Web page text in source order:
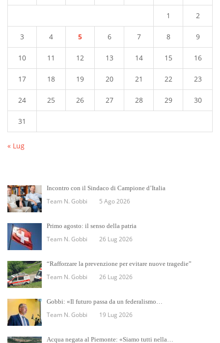
1 2
3 4 5 6 7 8 9
10 11 12 13 14 15 16
17 18 19 20 21 22 23
24 25 26 27 28 29 30
31
« Lug
Incontro con il Sindaco di Campione d’Italia
Team N. Gobbi 5 Ago 2026
Primo agosto: il senso della patria
Team N. Gobbi 26 Lug 2026
“Rafforzare la prevenzione per evitare nuove tragedie”
Team N. Gobbi 26 Lug 2026
Gobbi: «Il futuro passa da un federalismo…
Team N. Gobbi 19 Lug 2026
Acqua negata al Piemonte: «Siamo tutti nella…